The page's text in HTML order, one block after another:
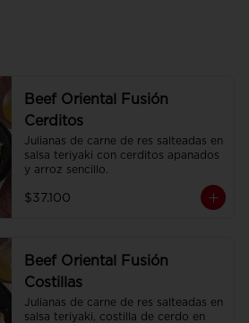
Beef Oriental Fusión
Cerditos
Julianas de carne de res salteadas en
salsa teriyaki con cerditos apanados
y arroz sencillo.
$37.100
Beef Oriental Fusión
Costillas
Julianas de carne de res salteadas en
salsa teriyaki, costilla de cerdo en